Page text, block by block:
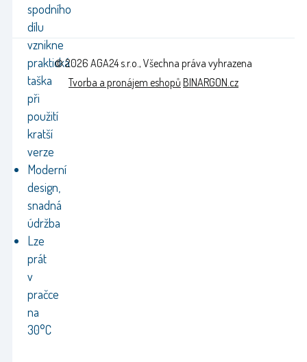
spodního
dílu
vznikne
praktická
taška
při
použití
kratší
verze
Moderní
design,
snadná
údržba
Lze
prát
v
pračce
na
30°C
© 2026 AGA24 s.r.o., Všechna práva vyhrazena
Tvorba a pronájem eshopů BINARGON.cz